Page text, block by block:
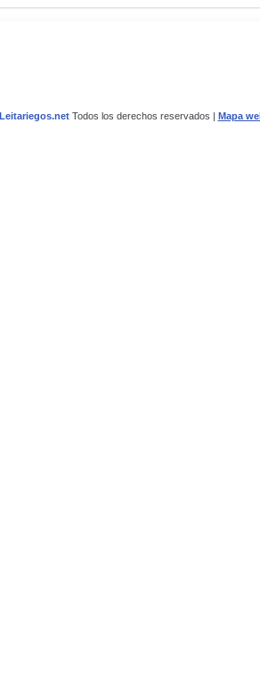
Leitariegos.netTodos los derechos reservados | Mapa